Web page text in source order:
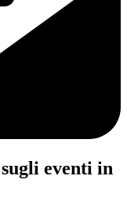
eventi in